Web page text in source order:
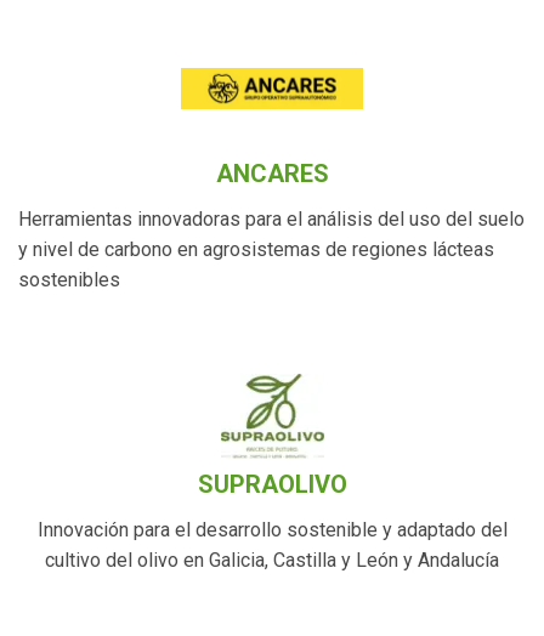
ANCARES
Herramientas innovadoras para el análisis del uso del suelo
y nivel de carbono en agrosistemas de regiones lácteas
sostenibles
SUPRAOLIVO
Innovación para el desarrollo sostenible y adaptado del
cultivo del olivo en Galicia, Castilla y León y Andalucía